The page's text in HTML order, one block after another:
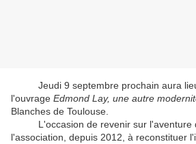
Jeudi 9 septembre prochain aura lieu
l'ouvrage Edmond Lay, une autre
Blanches de Toulouse.
L'occasion de revenir sur l'aventure
l'association, depuis 2012, à reconstituer